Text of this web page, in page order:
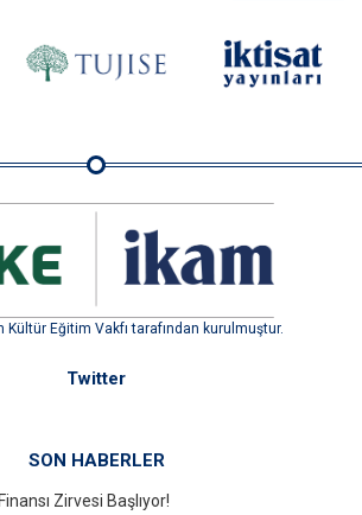
Kültür Eğitim Vakfı tarafından kurulmuştur.
Twitter
SON HABERLER
Zirvesi Başlıyor!